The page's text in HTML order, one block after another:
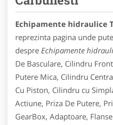
Echipamente hidraulice
reprezinta pagina unde
despre Echipamente
De Basculare, Cilindru
Putere Mica, Cilindru
Cu Piston, Cilindru cu
Actiune, Priza De Putere,
GearBox, Adaptoare,